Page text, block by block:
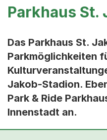
Parkhaus St.
Das Parkhaus St.
Parkmöglichkeiten
Jakob-Stadion.
Park & Ride
Innenstadt an.